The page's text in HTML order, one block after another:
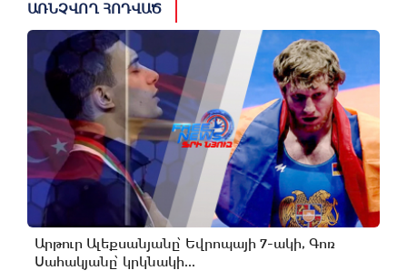
ԱՌՆՉՎՈՂ ՀՈԴՎԱԾ
Արթուր Ալեքսանյանը՝ Եվրոպայի 7-ակի, Գոռ
Սահակյանը՝ կրկնակի...